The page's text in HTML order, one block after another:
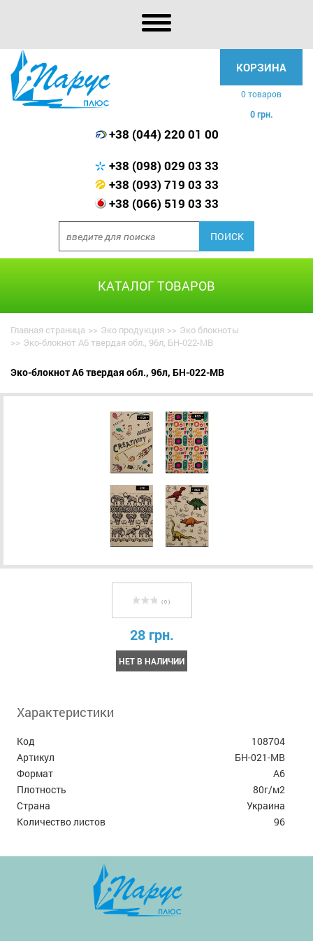
КОРЗИНА
0 товаров
0 грн.
+38 (044) 220 01 00
+38 (098) 029 03 33
+38 (093) 719 03 33
+38 (066) 519 03 33
КАТАЛОГ ТОВАРОВ
Главная страница >> Эко продукция >> Эко блокноты
>> Эко-блокнот А6 твердая обл., 96л, БН-022-МВ
Эко-блокнот А6 твердая обл., 96л, БН-022-МВ
( 0 )
28 грн.
НЕТ В НАЛИЧИИ
Характеристики
Код
108704
Артикул
БН-021-МВ
Формат
А6
Плотность
80г/м2
Страна
Украина
Количество листов
96